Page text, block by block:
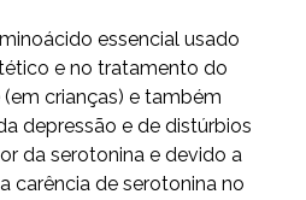
essencial usado
e no tratamento do
crianças) e também
depressão e de distúrbios
da serotonina e devido a
carência de serotonina no